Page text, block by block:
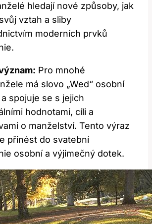
hledají nové způsoby, jak
vztah a sliby
moderních prvků
Pro mnohé
má slovo „Wed“ osobní
spojuje se s jejich
hodnotami, cíli a
o manželství. Tento výraz
přinést do svatební
osobní a výjimečný dotek.